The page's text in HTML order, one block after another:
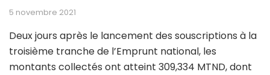
5 novembre 2021
Deux jours après le lancement des souscriptions à la
troisième tranche de l’Emprunt national, les
montants collectés ont atteint 309,334 MTND, dont